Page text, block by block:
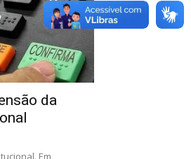
da
Em